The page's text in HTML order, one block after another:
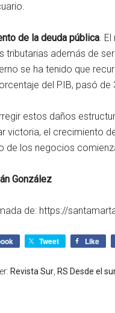
de la deuda pública.
tributarias además de
se ha tenido que
del PIB, pasó de
estos daños
victoria, el crecimiento
de los negocios
González
de: https://
Tweet Like
Revista Sur RS Desde el